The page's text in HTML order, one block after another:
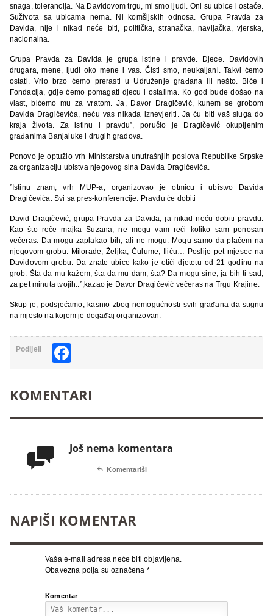
snaga, tolerancija. Na Davidovom trgu, mi smo ljudi. Oni su ubice i ostaće.
Suživota sa ubicama nema. Ni komšijskih odnosa. Grupa Pravda za
Davida, nije i nikad neće biti, politička, stranačka, navijačka, vjerska,
nacionalna.
Grupa Pravda za Davida je grupa istine i pravde. Djece. Davidovih
drugara, mene, ljudi oko mene i vas. Čisti smo, neukaljani. Takvi ćemo
ostati. Vrlo brzo ćemo prerasti u Udruženje građana ili nešto. Biće i
Fondacija, gdje ćemo pomagati djecu i ostalima. Ko god bude došao na
vlast, bićemo mu za vratom. Ja, Davor Dragičević, kunem se grobom
Davida Dragičevića, neću vas nikada iznevjeriti. Ja ću biti vaš sluga do
kraja života. Za istinu i pravdu”, poručio je Dragičević okupljenim
građanima Banjaluke i drugih gradova.
Ponovo je optužio vrh Ministarstva unutrašnjih poslova Republike Srpske
za organizaciju ubistva njegovog sina Davida Dragičevića.
”Istinu znam, vrh MUP-a, organizovao je otmicu i ubistvo Davida
Dragičevića. Svi sa pres-konferencije. Pravdu će dobiti
David Dragičević, grupa Pravda za Davida, ja nikad neću dobiti pravdu.
Kao što reče majka Suzana, ne mogu vam reći koliko sam ponosan
večeras. Da mogu zaplakao bih, ali ne mogu. Mogu samo da plačem na
njegovom grobu. Milorade, Željka, Ćulume, Iliću… Poslije pet mjesec na
Davidovom grobu. Da znate ubice kako je otići djetetu od 21 godinu na
grob. Šta da mu kažem, šta da mu dam, šta? Da mogu sine, ja bih ti sad,
za pet minuta tvojih..”,kazao je Davor Dragičević večeras na Trgu Krajine.
Skup je, podsjećamo, kasnio zbog nemogućnosti svih građana da stignu
na mjesto na kojem je događaj organizovan.
Podijeli
KOMENTARI
 Još nema komentara
 Komentariši
NAPIŠI KOMENTAR
Vaša e-mail adresa neće biti objavljena.
Obavezna polja su označena *
Komentar